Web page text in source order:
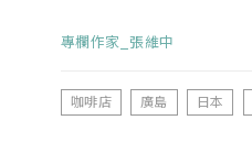
專欄作家_張維中
咖啡店 廣島 日本